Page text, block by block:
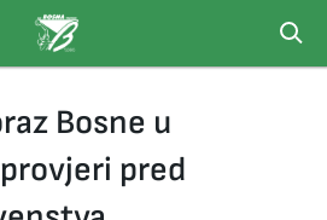
Bosne u
pred